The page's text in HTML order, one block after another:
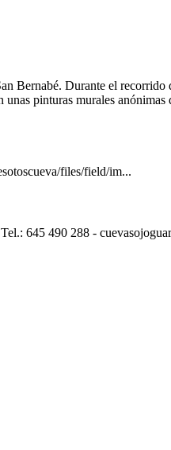
Bernabé. Durante el
pinturas murales
files/field/im...
645 490 288 -